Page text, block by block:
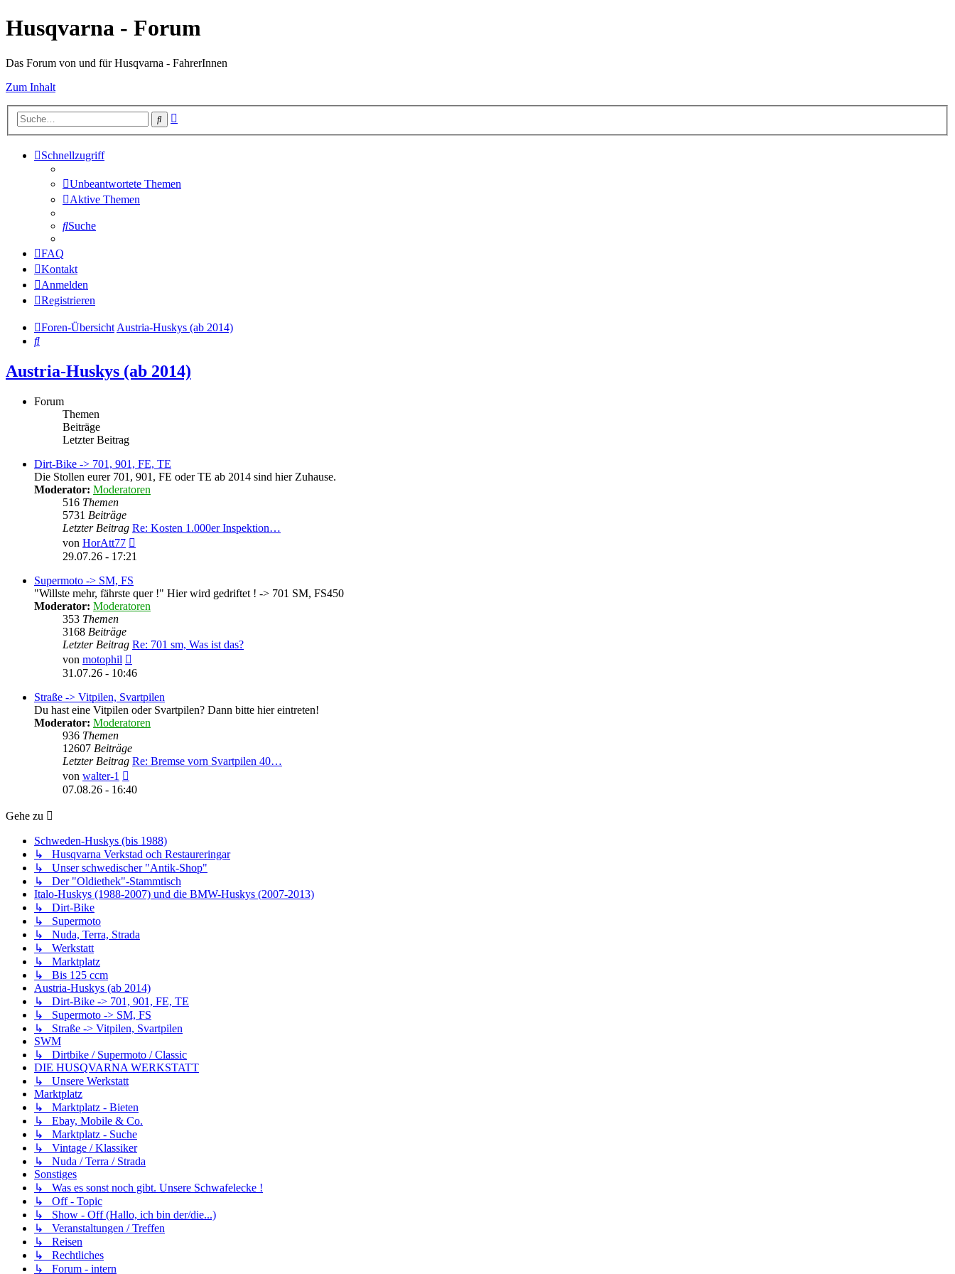
Husqvarna - Forum
Das Forum von und für Husqvarna - FahrerInnen
Zum Inhalt
Suche
Schnellzugriff
Unbeantwortete Themen
Aktive Themen
Suche
FAQ
Kontakt
Anmelden
Registrieren
Foren-ÜbersichtAustria-Huskys (ab 2014)
Suche
Austria-Huskys (ab 2014)
Forum
Themen
Beiträge
Letzter Beitrag
Dirt-Bike -> 701, 901, FE, TE
Die Stollen eurer 701, 901, FE oder TE ab 2014 sind hier Zuhause.
Moderator: Moderatoren
516 Themen
5731 Beiträge
Letzter Beitrag Re: Kosten 1.000er Inspektion…
von HorAtt77
29.07.26 - 17:21
Supermoto -> SM, FS
"Willste mehr, fährste quer !" Hier wird gedriftet ! -> 701 SM, FS450
Moderator: Moderatoren
353 Themen
3168 Beiträge
Letzter Beitrag Re: 701 sm, Was ist das?
von motophil
Beitrag
31.07.26 - 10:46
Straße -> Vitpilen, Svartpilen
Du hast eine Vitpilen oder Svartpilen? Dann bitte hier eintreten!
Moderator: Moderatoren
936 Themen
12607 Beiträge
Letzter Beitrag Re: Bremse vorn Svartpilen 40…
von walter-1
Beitrag
07.08.26 - 16:40
Gehe zu
Schweden-Huskys (bis 1988)
↳ Husqvarna Verkstad och Restaureringar
↳ Unser schwedischer "Antik-Shop"
↳ Der "Oldiethek"-Stammtisch
Italo-Huskys (1988-2007) und die BMW-Huskys (2007-2013)
↳ Dirt-Bike
↳ Supermoto
↳ Nuda, Terra, Strada
↳ Werkstatt
↳ Marktplatz
↳ Bis 125 ccm
Austria-Huskys (ab 2014)
↳ Dirt-Bike -> 701, 901, FE, TE
↳ Supermoto -> SM, FS
↳ Straße -> Vitpilen, Svartpilen
SWM
↳ Dirtbike / Supermoto / Classic
DIE HUSQVARNA WERKSTATT
↳ Unsere Werkstatt
Marktplatz
↳ Marktplatz - Bieten
↳ Ebay, Mobile & Co.
↳ Marktplatz - Suche
↳ Vintage / Klassiker
↳ Nuda / Terra / Strada
Sonstiges
↳ Was es sonst noch gibt. Unsere Schwafelecke !
↳ Off - Topic
↳ Show - Off (Hallo, ich bin der/die...)
↳ Veranstaltungen / Treffen
↳ Reisen
↳ Rechtliches
↳ Forum - intern